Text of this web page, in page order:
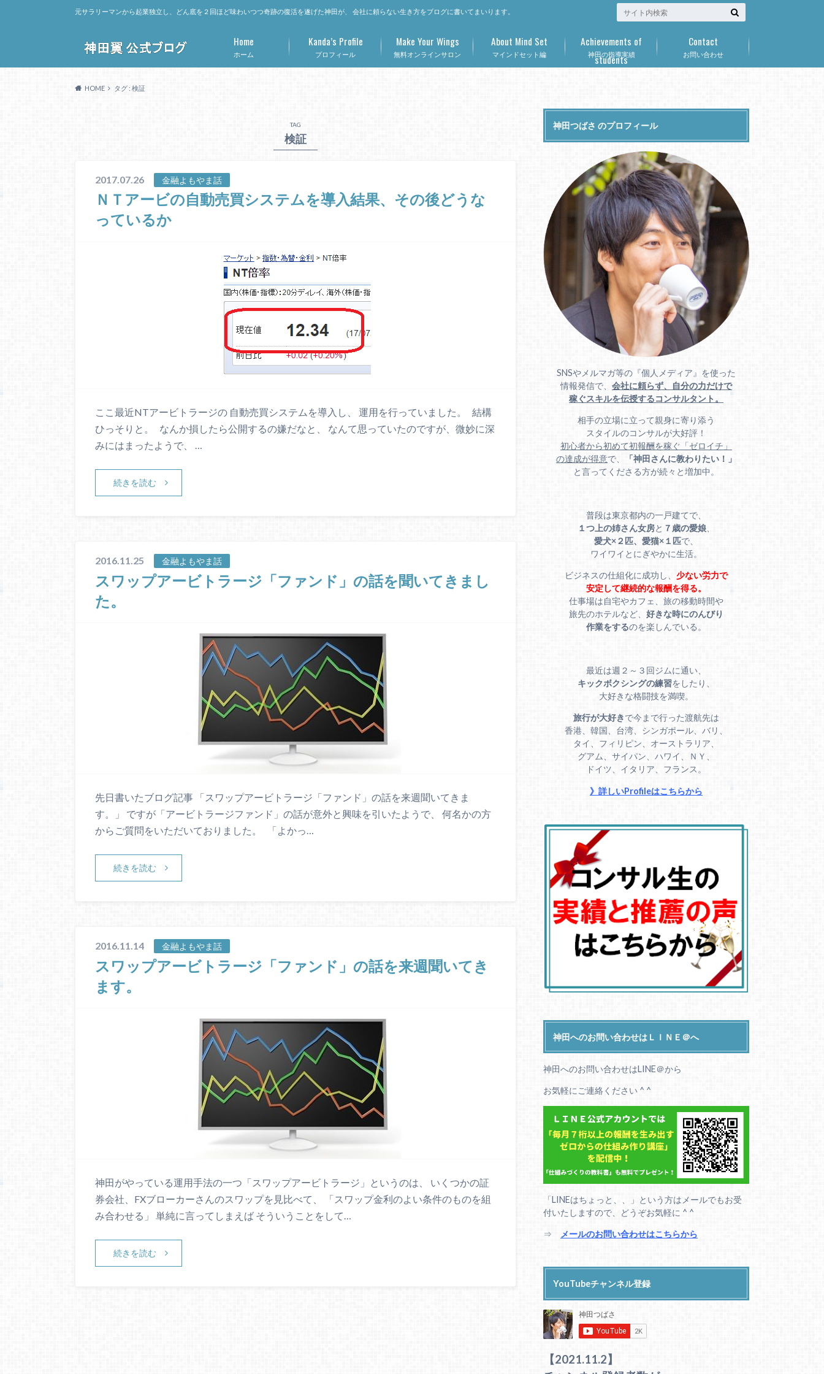
元サラリーマンから起業独立し、どん底を２回ほど味わいつつ奇跡の復活を遂げた神田が、 会社に頼らない生き方をブログに書いてまいります。
ホーム
Home
プロフィール
Kanda’s Profile
無料オンラインサロン
Make Your Wings
マインドセット編
About Mind Set
神田の指導実績
Achievements of
students
お問い合わせ
Contact
HOME タグ : 検証
TAG
検証
2017.07.26 金融よもやま話
ＮＴアービの自動売買システムを導入結果、その後どうな
っているか
ここ最近NTアービトラージの 自動売買システムを導入し、 運用を行っていました。 結構
ひっそりと。 なんか損したら公開するの嫌だなと、 なんて思っていたのですが、微妙に深
みにはまったようで、 …
続きを読む
2016.11.25 金融よもやま話
スワップアービトラージ「ファンド」の話を聞いてきまし
た。
先日書いたブログ記事 「スワップアービトラージ「ファンド」の話を来週聞いてきま
す。」 ですが「アービトラージファンド」の話が意外と興味を引いたようで、 何名かの方
からご質問をいただいておりました。 「よかっ…
続きを読む
2016.11.14 金融よもやま話
スワップアービトラージ「ファンド」の話を来週聞いてき
ます。
神田がやっている運用手法の一つ「スワップアービトラージ」というのは、 いくつかの証
券会社、FXブローカーさんのスワップを見比べて、 「スワップ金利のよい条件のものを組
み合わせる」 単純に言ってしまえば そういうことをして…
続きを読む
神田つばさ のプロフィール
SNSやメルマガ等の『個人メディア』を使った
情報発信で、 会社に頼らず、自分の力だけで
稼ぐスキルを伝授するコンサルタント。
相手の立場に立って親身に寄り添う
スタイルのコンサルが大好評！
初心者から初めて初報酬を稼ぐ「ゼロイチ」
の達成が得意で、
「神田さんに教わりたい！」
と言ってくださる方が続々と増加中。
普段は東京都内の一戸建てで、
１つ上の姉さん女房と ７歳の愛娘
愛犬×２匹、愛猫×１匹で、
ワイワイとにぎやかに生活。
ビジネスの仕組化に成功し、 少ない労力で
安定して継続的な報酬を得る。
仕事場は自宅やカフェ、旅の移動時間や
旅先のホテルなど、 好きな時にのんびり
作業をするのを楽しんでいる。
最近は週２～３回ジムに通い、
キックボクシングの練習をしたり、
大好きな格闘技を満喫。
旅行が大好きで今まで行った渡航先は
香港、韓国、台湾、シンガポール、バリ、
タイ、フィリピン、オーストラリア、
グアム、サイパン、ハワイ、ＮＹ、
ドイツ、イタリア、フランス。
》詳しいProfileはこちらから
神田へのお問い合わせはＬＩＮＥ＠へ
神田へのお問い合わせはLINE＠から
お気軽にご連絡ください ^ ^
「LINEはちょっと、、」という方はメールでもお受
付いたしますので、どうぞお気軽に ^ ^
⇒ メールのお問い合わせはこちらから
YouTubeチャンネル登録
【2021.11.2】